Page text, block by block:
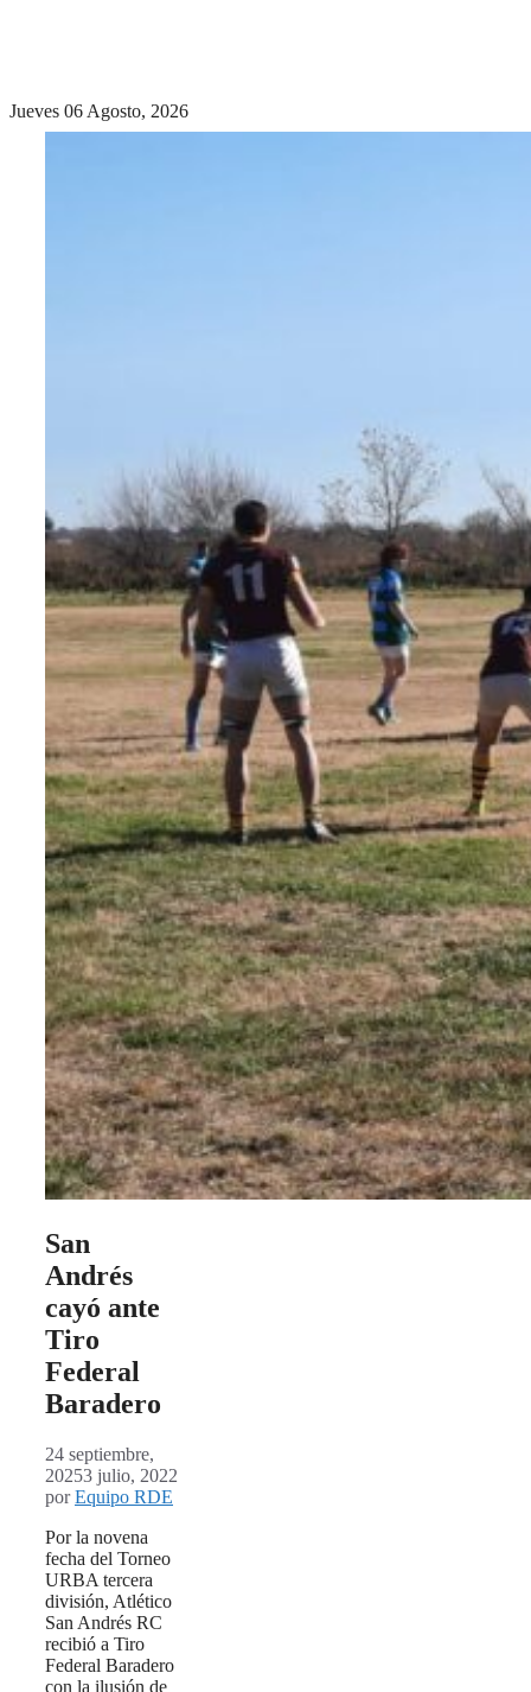
Jueves 06 Agosto, 2026
San
Andrés
cayó ante
Tiro
Federal
Baradero
24 septiembre,
20253 julio, 2022
porEquipo RDE
Por la novena
fecha del Torneo
URBA tercera
división, Atlético
San Andrés RC
recibió a Tiro
Federal Baradero
con la ilusión de